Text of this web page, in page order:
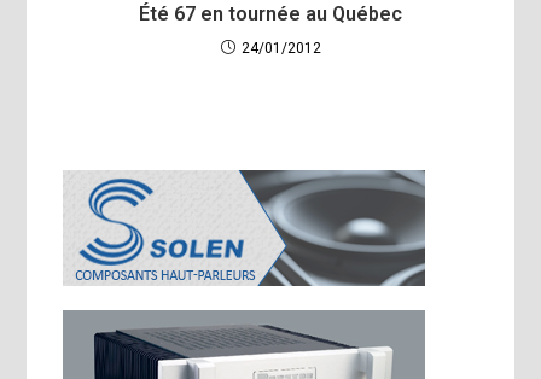
Été 67 en tournée au Québec
24/01/2012